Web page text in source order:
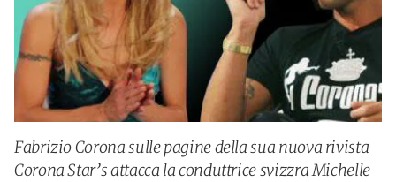
Fabrizio Corona sulle pagine della sua nuova rivista
Corona Star’s attacca la conduttrice svizzra Michelle